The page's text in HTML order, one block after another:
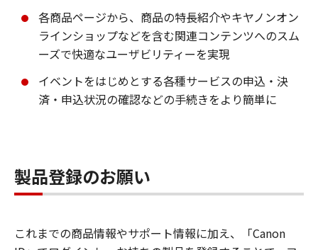
各商品ページから、商品の特長紹介やキヤノンオン
ラインショップなどを含む関連コンテンツへのスム
ーズで快適なユーザビリティーを実現
イベントをはじめとする各種サービスの申込・決
済・申込状況の確認などの手続きをより簡単に
製品登録のお願い
これまでの商品情報やサポート情報に加え、「Canon